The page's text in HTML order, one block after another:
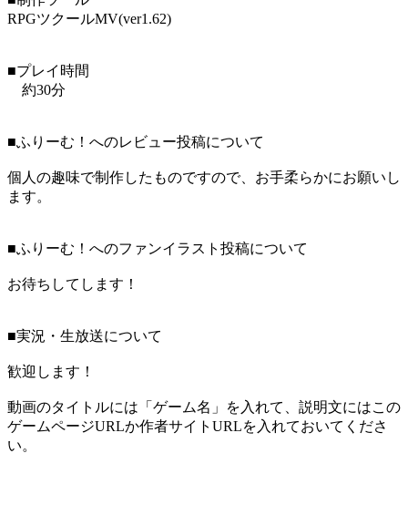
RPGツクールMV(ver1.62)
■プレイ時間
約30分
■ふりーむ！へのレビュー投稿について
個人の趣味で制作したものですので、お手柔らかにお願いし
ます。
■ふりーむ！へのファンイラスト投稿について
お待ちしてします！
■実況・生放送について
歓迎します！
動画のタイトルには「ゲーム名」を入れて、説明文にはこの
ゲームページURLか作者サイトURLを入れておいてくださ
い。